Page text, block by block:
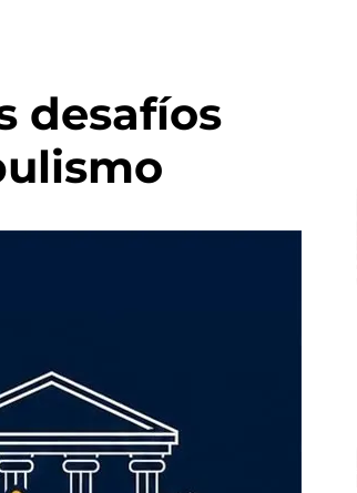
desafíos